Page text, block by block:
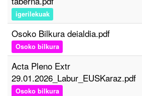
igerilekuak
Osoko Bilkura deialdia.pdf
Osoko bilkura
Acta Pleno Extr
29.01.2026_Labur_EUSKaraz.pdf
Osoko bilkura